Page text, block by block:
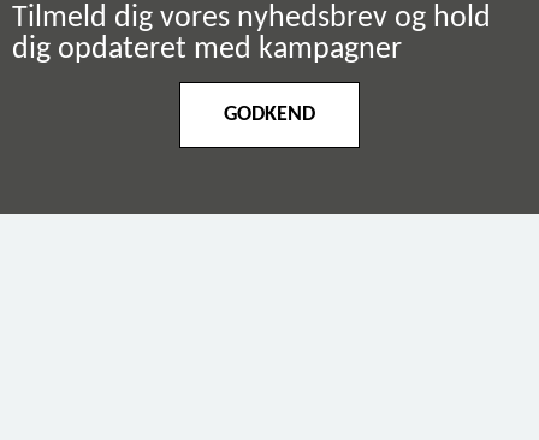
Tilmeld dig vores nyhedsbrev og hold
dig opdateret med kampagner
GODKEND